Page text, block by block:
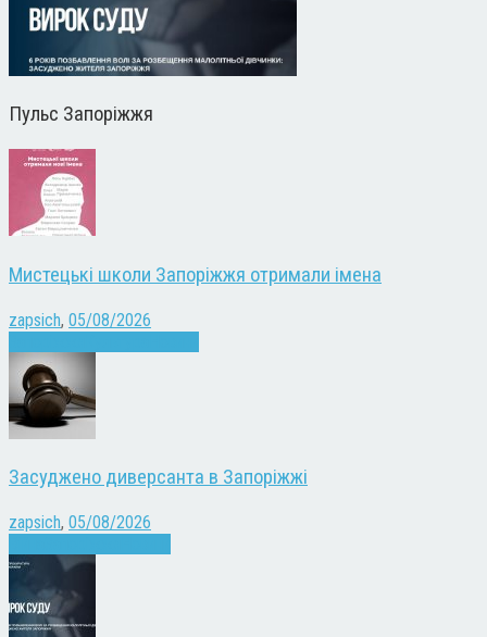
Пульс Запоріжжя
Мистецькі школи Запоріжжя отримали імена
zapsich, 05/08/2026
Засуджено диверсанта в Запоріжжі
zapsich, 05/08/2026